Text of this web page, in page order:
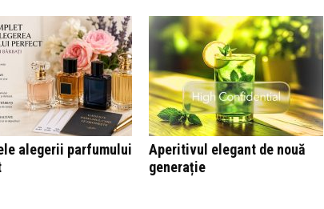
alegerii parfumului
Aperitivul elegant de nouă
generație